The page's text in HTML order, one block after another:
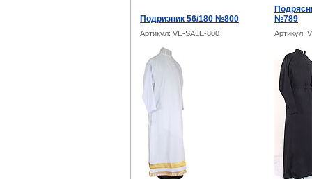
Подризник 56/180 №800
№789
Артикул: VE-SALE-800 Артикул: